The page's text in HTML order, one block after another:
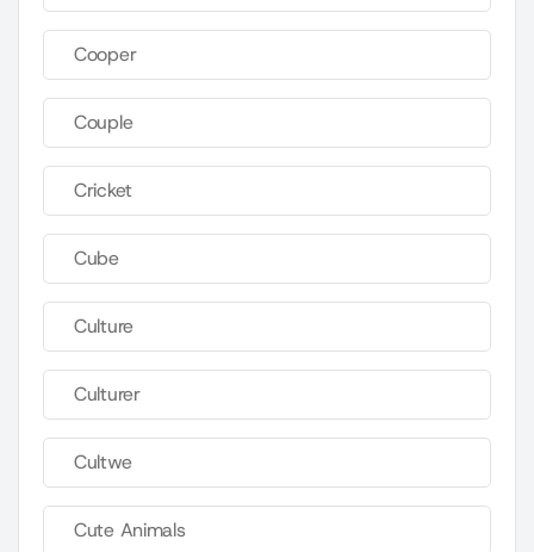
Cooper
Couple
Cricket
Cube
Culture
Culturer
Cultwe
Cute Animals